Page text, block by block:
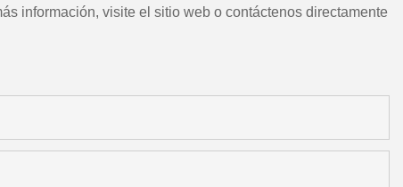
información, visite el sitio web o contáctenos directamente